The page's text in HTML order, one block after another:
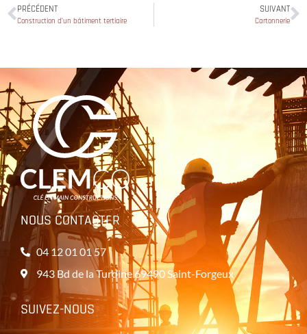
PRÉCÉDENT
Construction d’un bâtiment tertiaire
SUIVANT
Cartonnerie
NOUS CONTACTER
04 12 01 01 57
943 Bd de la Turdine 69490 Saint-Forgeux
SUIVEZ-NOUS